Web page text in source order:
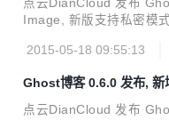
程序后端需要的所有功
升级到 1.0 版 2.
和...
点云DianCloud 发布
Image, 新版支持私密模
deJS的同学可以直接在
增] 支持私密模式，输入
增] 分离作者页面模板，
2015-05-18 09:55:13
Ghost博客 0.6.0 发布, 新
点云DianCloud 发布